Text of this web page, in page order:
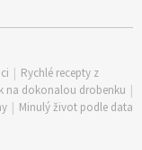
| Rychlé recepty z
na dokonalou drobenku |
| Minulý život podle data